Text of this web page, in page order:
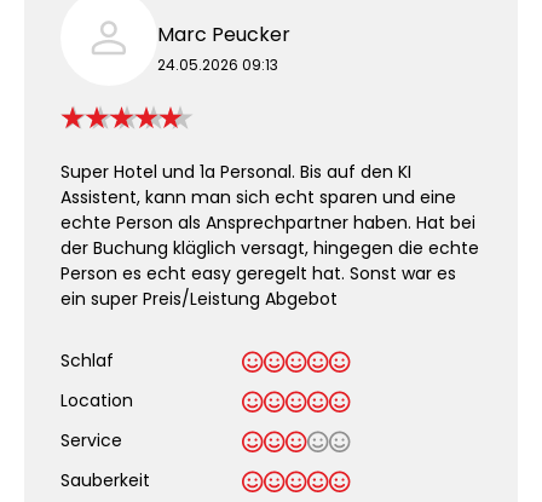
Marc Peucker
24.05.2026 09:13
Super Hotel und 1a Personal. Bis auf den KI
Assistent, kann man sich echt sparen und eine
echte Person als Ansprechpartner haben. Hat bei
der Buchung kläglich versagt, hingegen die echte
Person es echt easy geregelt hat. Sonst war es
ein super Preis/Leistung Abgebot
Schlaf
Location
Service
Sauberkeit